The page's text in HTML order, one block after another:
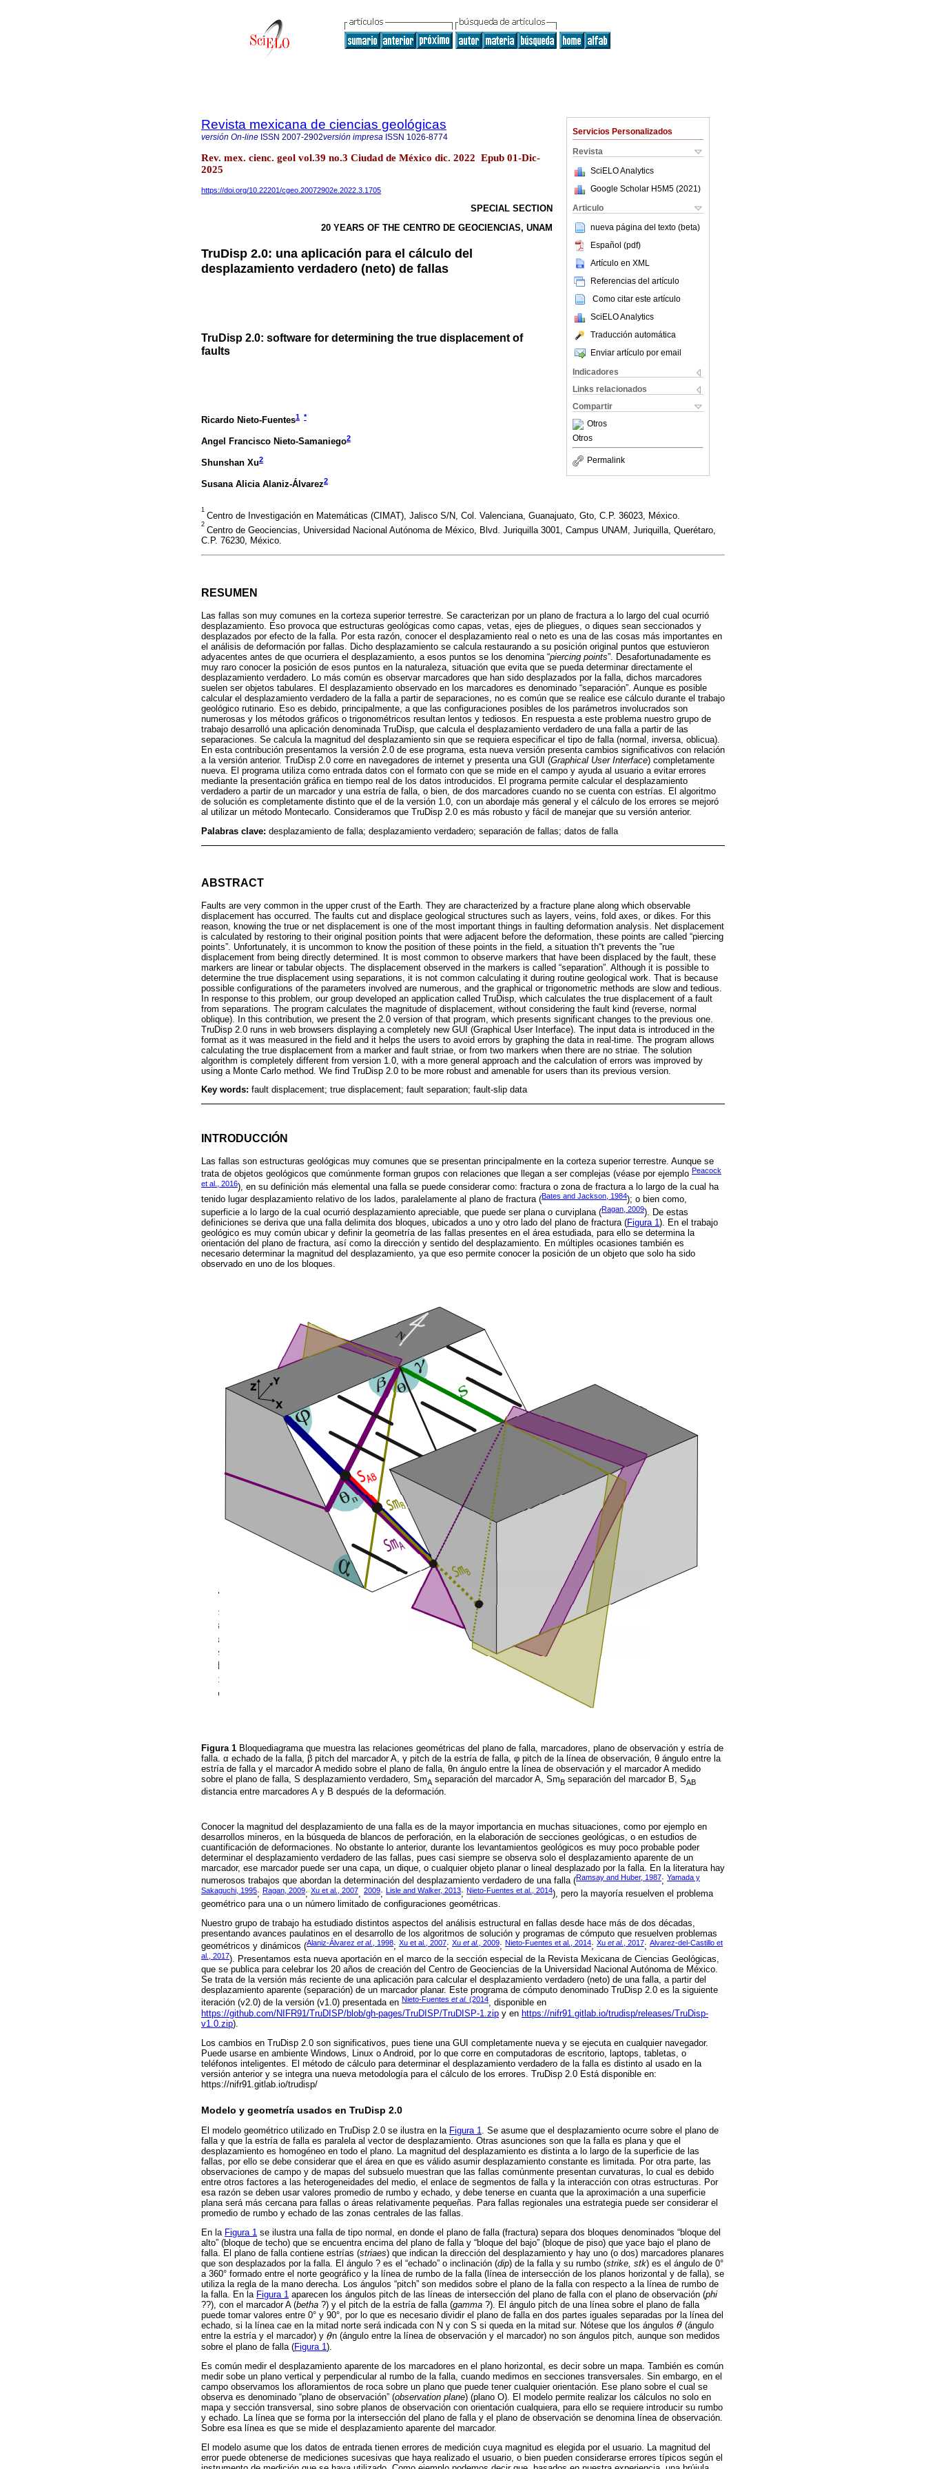
Servicios Personalizados
Revista
SciELO Analytics
Google Scholar H5M5 (2021 )
Articulo
nueva página del texto (beta)
Español (pdf)
Artículo en XML
Referencias del artículo
Como citar este artículo
SciELO Analytics
Traducción automática
Enviar artículo por email
Indicadores
Links relacionados
Compartir
Otros
Otros
Permalink
Revista mexicana de ciencias geológicas
versión On-line ISSN 2007-2902versión impresa ISSN 1026-8774
Rev. mex. cienc. geol vol.39 no.3 Ciudad de México dic. 2022 Epub 01-Dic-
2025
https://doi.org/10.22201/cgeo.20072902e.2022.3.1705
SPECIAL SECTION
20 YEARS OF THE CENTRO DE GEOCIENCIAS, UNAM
TruDisp 2.0: una aplicación para el cálculo del
desplazamiento verdadero (neto) de fallas
TruDisp 2.0: software for determining the true displacement of
faults
Ricardo Nieto-Fuentes1 *
Angel Francisco Nieto-Samaniego2
Shunshan Xu2
Susana Alicia Alaniz-Álvarez2
1
Centro de Investigación en Matemáticas (CIMAT), Jalisco S/N, Col. Valenciana, Guanajuato, Gto, C.P. 36023, México.
2
Centro de Geociencias, Universidad Nacional Autónoma de México, Blvd. Juriquilla 3001, Campus UNAM, Juriquilla, Querétaro,
C.P. 76230, México.
RESUMEN
Las fallas son muy comunes en la corteza superior terrestre. Se caracterizan por un plano de fractura a lo largo del cual ocurrió
desplazamiento. Eso provoca que estructuras geológicas como capas, vetas, ejes de pliegues, o diques sean seccionados y
desplazados por efecto de la falla. Por esta razón, conocer el desplazamiento real o neto es una de las cosas más importantes en
el análisis de deformación por fallas. Dicho desplazamiento se calcula restaurando a su posición original puntos que estuvieron
adyacentes antes de que ocurriera el desplazamiento, a esos puntos se los denomina “piercing points”. Desafortunadamente es
muy raro conocer la posición de esos puntos en la naturaleza, situación que evita que se pueda determinar directamente el
desplazamiento verdadero. Lo más común es observar marcadores que han sido desplazados por la falla, dichos marcadores
suelen ser objetos tabulares. El desplazamiento observado en los marcadores es denominado “separación”. Aunque es posible
calcular el desplazamiento verdadero de la falla a partir de separaciones, no es común que se realice ese cálculo durante el trabajo
geológico rutinario. Eso es debido, principalmente, a que las configuraciones posibles de los parámetros involucrados son
numerosas y los métodos gráficos o trigonométricos resultan lentos y tediosos. En respuesta a este problema nuestro grupo de
trabajo desarrolló una aplicación denominada TruDisp, que calcula el desplazamiento verdadero de una falla a partir de las
separaciones. Se calcula la magnitud del desplazamiento sin que se requiera especificar el tipo de falla (normal, inversa, oblicua).
En esta contribución presentamos la versión 2.0 de ese programa, esta nueva versión presenta cambios significativos con relación
a la versión anterior. TruDisp 2.0 corre en navegadores de internet y presenta una GUI (Graphical User Interface) completamente
nueva. El programa utiliza como entrada datos con el formato con que se mide en el campo y ayuda al usuario a evitar errores
mediante la presentación gráfica en tiempo real de los datos introducidos. El programa permite calcular el desplazamiento
verdadero a partir de un marcador y una estría de falla, o bien, de dos marcadores cuando no se cuenta con estrías. El algoritmo
de solución es completamente distinto que el de la versión 1.0, con un abordaje más general y el cálculo de los errores se mejoró
al utilizar un método Montecarlo. Consideramos que TruDisp 2.0 es más robusto y fácil de manejar que su versión anterior.
Palabras clave: desplazamiento de falla; desplazamiento verdadero; separación de fallas; datos de falla
ABSTRACT
Faults are very common in the upper crust of the Earth. They are characterized by a fracture plane along which observable
displacement has occurred. The faults cut and displace geological structures such as layers, veins, fold axes, or dikes. For this
reason, knowing the true or net displacement is one of the most important things in faulting deformation analysis. Net displacement
is calculated by restoring to their original position points that were adjacent before the deformation, these points are called “piercing
points”. Unfortunately, it is uncommon to know the position of these points in the field, a situation th“t prevents the ”rue
displacement from being directly determined. It is most common to observe markers that have been displaced by the fault, these
markers are linear or tabular objects. The displacement observed in the markers is called “separation”. Although it is possible to
determine the true displacement using separations, it is not common calculating it during routine geological work. That is because
possible configurations of the parameters involved are numerous, and the graphical or trigonometric methods are slow and tedious.
In response to this problem, our group developed an application called TruDisp, which calculates the true displacement of a fault
from separations. The program calculates the magnitude of displacement, without considering the fault kind (reverse, normal
oblique). In this contribution, we present the 2.0 version of that program, which presents significant changes to the previous one.
TruDisp 2.0 runs in web browsers displaying a completely new GUI (Graphical User Interface). The input data is introduced in the
format as it was measured in the field and it helps the users to avoid errors by graphing the data in real-time. The program allows
calculating the true displacement from a marker and fault striae, or from two markers when there are no striae. The solution
algorithm is completely different from version 1.0, with a more general approach and the calculation of errors was improved by
using a Monte Carlo method. We find TruDisp 2.0 to be more robust and amenable for users than its previous version.
Key words: fault displacement; true displacement; fault separation; fault-slip data
INTRODUCCIÓN
Las fallas son estructuras geológicas muy comunes que se presentan principalmente en la corteza superior terrestre. Aunque se
trata de objetos geológicos que comúnmente forman grupos con relaciones que llegan a ser complejas (véase por ejemplo Peacock
et al., 2016), en su definición más elemental una falla se puede considerar como: fractura o zona de fractura a lo largo de la cual ha
tenido lugar desplazamiento relativo de los lados, paralelamente al plano de fractura (Bates and Jackson, 1984); o bien como,
superficie a lo largo de la cual ocurrió desplazamiento apreciable, que puede ser plana o curviplana (Ragan, 2009). De estas
definiciones se deriva que una falla delimita dos bloques, ubicados a uno y otro lado del plano de fractura (Figura 1 ). En el trabajo
geológico es muy común ubicar y definir la geometría de las fallas presentes en el área estudiada, para ello se determina la
orientación del plano de fractura, así como la dirección y sentido del desplazamiento. En múltiples ocasiones también es
necesario determinar la magnitud del desplazamiento, ya que eso permite conocer la posición de un objeto que solo ha sido
observado en uno de los bloques.
Figura 1 Bloquediagrama que muestra las relaciones geométricas del plano de falla, marcadores, plano de observación y estría de
falla. α echado de la falla, β pitch del marcador A, γ pitch de la estría de falla, φ pitch de la línea de observación, θ ángulo entre la
estría de falla y el marcador A medido sobre el plano de falla, θn ángulo entre la línea de observación y el marcador A medido
sobre el plano de falla, S desplazamiento verdadero, SmA separación del marcador A, SmB separación del marcador B, SAB
distancia entre marcadores A y B después de la deformación.
Conocer la magnitud del desplazamiento de una falla es de la mayor importancia en muchas situaciones, como por ejemplo en
desarrollos mineros, en la búsqueda de blancos de perforación, en la elaboración de secciones geológicas, o en estudios de
cuantificación de deformaciones. No obstante lo anterior, durante los levantamientos geológicos es muy poco probable poder
determinar el desplazamiento verdadero de las fallas, pues casi siempre se observa solo el desplazamiento aparente de un
marcador, ese marcador puede ser una capa, un dique, o cualquier objeto planar o lineal desplazado por la falla. En la literatura hay
numerosos trabajos que abordan la determinación del desplazamiento verdadero de una falla (Ramsay and Huber, 1987; Yamada y
Sakaguchi, 1995; Ragan, 2009; Xu et al., 2007, 2009; Lisle and Walker, 2013; Nieto-Fuentes et al., 2014), pero la mayoría resuelven el problema
geométrico para una o un número limitado de configuraciones geométricas.
Nuestro grupo de trabajo ha estudiado distintos aspectos del análisis estructural en fallas desde hace más de dos décadas,
presentando avances paulatinos en el desarrollo de los algoritmos de solución y programas de cómputo que resuelven problemas
geométricos y dinámicos (Alaniz-Álvarez et al. , 1998; Xu et al., 2007; Xu et al. , 2009; Nieto-Fuentes et al., 2014; Xu et al. , 2017; Alvarez-del-Castillo et
al., 2017). Presentamos esta nueva aportación en el marco de la sección especial de la Revista Mexicana de Ciencias Geológicas,
que se publica para celebrar los 20 años de creación del Centro de Geociencias de la Universidad Nacional Autónoma de México.
Se trata de la versión más reciente de una aplicación para calcular el desplazamiento verdadero (neto) de una falla, a partir del
desplazamiento aparente (separación) de un marcador planar. Este programa de cómputo denominado TruDisp 2.0 es la siguiente
iteración (v2.0) de la versión (v1.0) presentada en Nieto-Fuentes et al. (2014, disponible en
https://github.com/NIFR91/TruDISP/blob/gh-pages/TruDISP/TruDISP-1.zip y en https://nifr91.gitlab.io/trudisp/releases/TruDisp-
v1.0.zip).
Los cambios en TruDisp 2.0 son significativos, pues tiene una GUI completamente nueva y se ejecuta en cualquier navegador.
Puede usarse en ambiente Windows, Linux o Android, por lo que corre en computadoras de escritorio, laptops, tabletas, o
teléfonos inteligentes. El método de cálculo para determinar el desplazamiento verdadero de la falla es distinto al usado en la
versión anterior y se integra una nueva metodología para el cálculo de los errores. TruDisp 2.0 Está disponible en:
https://nifr91.gitlab.io/trudisp/
Modelo y geometría usados en TruDisp 2.0
El modelo geométrico utilizado en TruDisp 2.0 se ilustra en la Figura 1
. Se asume que el desplazamiento ocurre sobre el plano de
falla y que la estría de falla es paralela al vector de desplazamiento. Otras asunciones son que la falla es plana y que el
desplazamiento es homogéneo en todo el plano. La magnitud del desplazamiento es distinta a lo largo de la superficie de las
fallas, por ello se debe considerar que el área en que es válido asumir desplazamiento constante es limitada. Por otra parte, las
observaciones de campo y de mapas del subsuelo muestran que las fallas comúnmente presentan curvaturas, lo cual es debido
entre otros factores a las heterogeneidades del medio, el enlace de segmentos de falla y la interacción con otras estructuras. Por
esa razón se deben usar valores promedio de rumbo y echado, y debe tenerse en cuanta que la aproximación a una superficie
plana será más cercana para fallas o áreas relativamente pequeñas. Para fallas regionales una estrategia puede ser considerar el
promedio de rumbo y echado de las zonas centrales de las fallas.
En la Figura 1 se ilustra una falla de tipo normal, en donde el plano de falla (fractura) separa dos bloques denominados “bloque del
alto” (bloque de techo) que se encuentra encima del plano de falla y “bloque del bajo” (bloque de piso) que yace bajo el plano de
falla. El plano de falla contiene estrías (striaes) que indican la dirección del desplazamiento y hay uno (o dos) marcadores planares
que son desplazados por la falla. El ángulo ? es el “echado” o inclinación (dip) de la falla y su rumbo (strike, stk) es el ángulo de 0°
a 360° formado entre el norte geográfico y la línea de rumbo de la falla (línea de intersección de los planos horizontal y de falla), se
utiliza la regla de la mano derecha. Los ángulos “pitch” son medidos sobre el plano de la falla con respecto a la línea de rumbo de
la falla. En la Figura 1 aparecen los ángulos pitch de las líneas de intersección del plano de falla con el plano de observación (phi
??), con el marcador A (betha ?) y el pitch de la estría de falla (gamma ?). El ángulo pitch de una línea sobre el plano de falla
puede tomar valores entre 0° y 90°, por lo que es necesario dividir el plano de falla en dos partes iguales separadas por la línea del
echado, si la línea cae en la mitad norte será indicada con N y con S si queda en la mitad sur. Nótese que los ángulos θ
θ (ángulo
entre la estría y el marcador) y θ
θn (ángulo entre la línea de observación y el marcador) no son ángulos pitch, aunque son medidos
sobre el plano de falla (Figura 1 ).
Es común medir el desplazamiento aparente de los marcadores en el plano horizontal, es decir sobre un mapa. También es común
medir sobe un plano vertical y perpendicular al rumbo de la falla, cuando medimos en secciones transversales. Sin embargo, en el
campo observamos los afloramientos de roca sobre un plano que puede tener cualquier orientación. Ese plano sobre el cual se
observa es denominado “plano de observación” (observation plane) (plano O). El modelo permite realizar los cálculos no solo en
mapa y sección transversal, sino sobre planos de observación con orientación cualquiera, para ello se requiere introducir su rumbo
y echado. La línea que se forma por la intersección del plano de falla y el plano de observación se denomina línea de observación.
Sobre esa línea es que se mide el desplazamiento aparente del marcador.
El modelo asume que los datos de entrada tienen errores de medición cuya magnitud es elegida por el usuario. La magnitud del
error puede obtenerse de mediciones sucesivas que haya realizado el usuario, o bien pueden considerarse errores típicos según el